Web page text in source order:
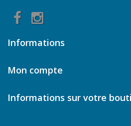
Informations
Mon compte
Informations sur votre